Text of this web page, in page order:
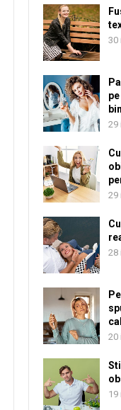
30
29
29
28
20
19